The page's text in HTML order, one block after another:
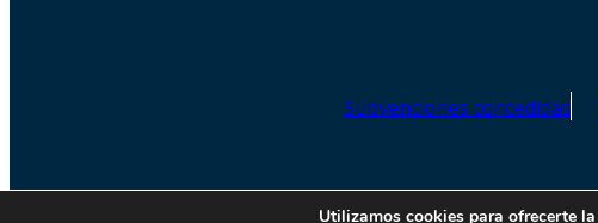
Subvenciones concedidas
© 2026 Copyright © | Victorino Martín
Utilizamos cookies para ofrecerte